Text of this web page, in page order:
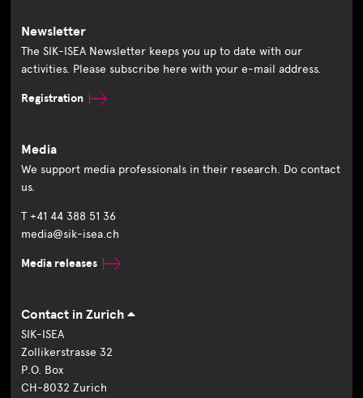
Newsletter
The SIK-ISEA Newsletter keeps you up to date with our
activities. Please subscribe here with your e-mail address.
Registration
Media
We support media professionals in their research. Do contact
us.
T +41 44 388 51 36
media@sik-isea.ch
Media releases
Contact in Zurich
SIK-ISEA
Zollikerstrasse 32
P.O. Box
CH-8032 Zurich